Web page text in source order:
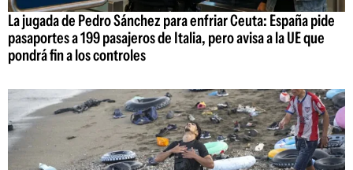
La jugada de Pedro Sánchez para enfriar Ceuta: España pide
pasaportes a 199 pasajeros de Italia, pero avisa a la UE que
pondrá fin a los controles